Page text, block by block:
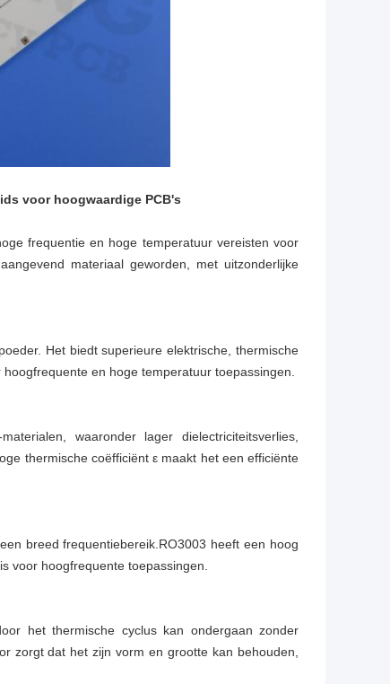
voor hoogwaardige PCB's
frequentie en hoge temperatuur vereisten voor
materiaal geworden, met uitzonderlijke
Het biedt superieure elektrische, thermische
en hoge temperatuur toepassingen.
waaronder lager dielectriciteitsverlies,
thermische coëfficiënt ε maakt het een efficiënte
breed frequentiebereik.RO3003 heeft een hoog
voor hoogfrequente toepassingen.
het thermische cyclus kan ondergaan zonder
zorgt dat het zijn vorm en grootte kan behouden,